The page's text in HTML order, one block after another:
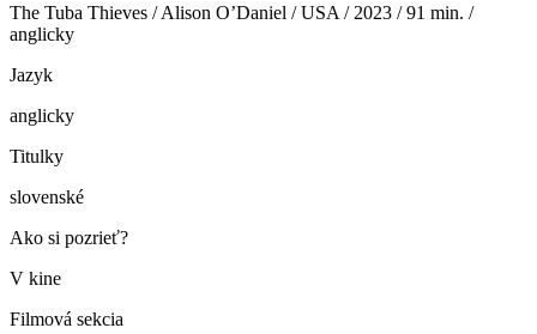
The Tuba Thieves / Alison OʼDaniel / USA / 2023 / 91 min. /
anglicky
Jazyk
anglicky
Titulky
slovenské
Ako si pozrieť?
V kine
Filmová sekcia